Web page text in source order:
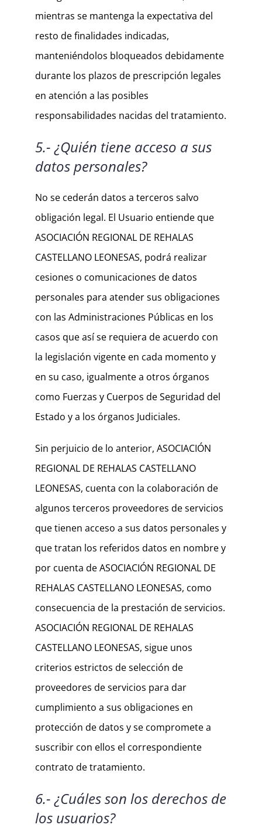
mientras se mantenga la expectativa del
resto de finalidades indicadas,
manteniéndolos bloqueados debidamente
durante los plazos de prescripción legales
en atención a las posibles
responsabilidades nacidas del tratamiento.
5.- ¿Quién tiene acceso a sus
datos personales?
No se cederán datos a terceros salvo
obligación legal. El Usuario entiende que
ASOCIACIÓN REGIONAL DE REHALAS
CASTELLANO LEONESAS, podrá realizar
cesiones o comunicaciones de datos
personales para atender sus obligaciones
con las Administraciones Públicas en los
casos que así se requiera de acuerdo con
la legislación vigente en cada momento y
en su caso, igualmente a otros órganos
como Fuerzas y Cuerpos de Seguridad del
Estado y a los órganos Judiciales.
Sin perjuicio de lo anterior, ASOCIACIÓN
REGIONAL DE REHALAS CASTELLANO
LEONESAS, cuenta con la colaboración de
algunos terceros proveedores de servicios
que tienen acceso a sus datos personales y
que tratan los referidos datos en nombre y
por cuenta de ASOCIACIÓN REGIONAL DE
REHALAS CASTELLANO LEONESAS, como
consecuencia de la prestación de servicios.
ASOCIACIÓN REGIONAL DE REHALAS
CASTELLANO LEONESAS, sigue unos
criterios estrictos de selección de
proveedores de servicios para dar
cumplimiento a sus obligaciones en
protección de datos y se compromete a
suscribir con ellos el correspondiente
contrato de tratamiento.
6.- ¿Cuáles son los derechos de
los usuarios?